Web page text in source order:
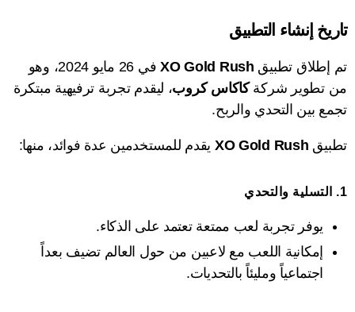
تاريخ إنشاء التطبيق
تم إطلاق تطبيق XO Gold Rush
في 26 مايو 2024، وهو
من تطوير شركةكاكاس كروب، ليقدم تجربة ترفيهية مبتكرة
تجمع بين التحدي والربح.
تطبيق XO Gold Rush يقدم للمستخدمين عدة فوائد، منها:
1. التسلية والتحدي
يوفر تجربة لعب ممتعة تعتمد على الذكاء.
إمكانية اللعب مع لاعبين من حول العالم تضيف بعداً
اجتماعياً ومليئاً بالتحديات.